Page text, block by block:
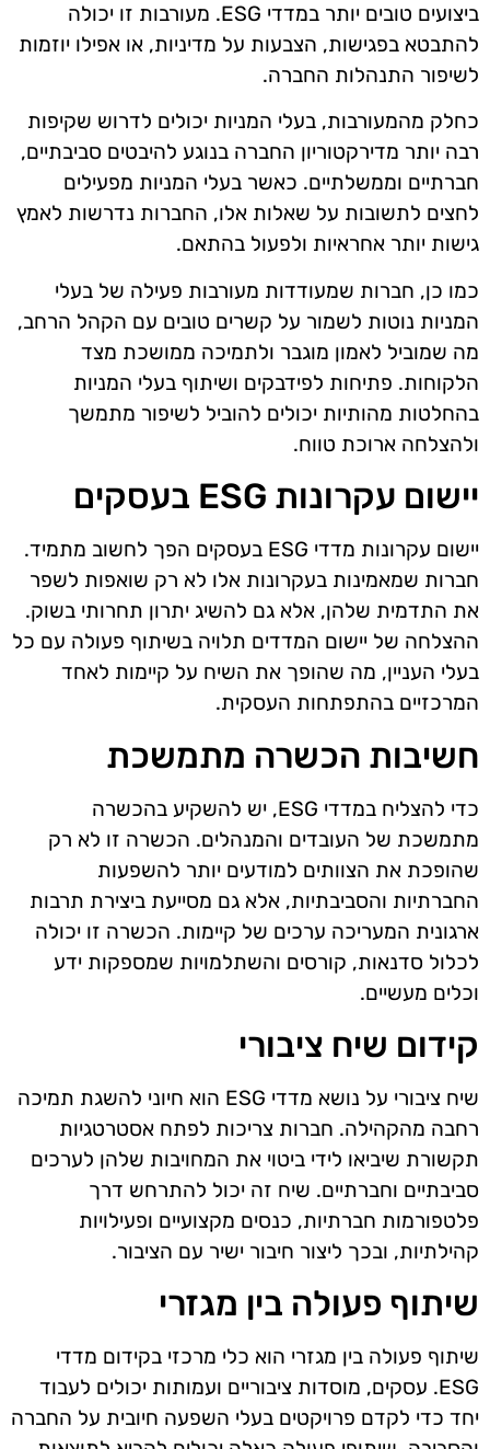
ביצועים טובים יותר במדדי ESG. מעורבות זו יכולה
להתבטא בפגישות, הצבעות על מדיניות, או אפילו יוזמות
לשיפור התנהלות החברה.
כחלק מהמעורבות, בעלי המניות יכולים לדרוש שקיפות
רבה יותר מדירקטוריון החברה בנוגע להיבטים סביבתיים,
חברתיים וממשלתיים. כאשר בעלי המניות מפעילים
לחצים לתשובות על שאלות אלו, החברות נדרשות לאמץ
גישות יותר אחראיות ולפעול בהתאם.
כמו כן, חברות שמעודדות מעורבות פעילה של בעלי
המניות נוטות לשמור על קשרים טובים עם הקהל הרחב,
מה שמוביל לאמון מוגבר ולתמיכה ממושכת מצד
הלקוחות. פתיחות לפידבקים ושיתוף בעלי המניות
בהחלטות מהותיות יכולים להוביל לשיפור מתמשך
ולהצלחה ארוכת טווח.
יישום עקרונות ESG בעסקים
יישום עקרונות מדדי ESG בעסקים הפך לחשוב מתמיד.
חברות שמאמינות בעקרונות אלו לא רק שואפות לשפר
את התדמית שלהן, אלא גם להשיג יתרון תחרותי בשוק.
ההצלחה של יישום המדדים תלויה בשיתוף פעולה עם כל
בעלי העניין, מה שהופך את השיח על קיימות לאחד
המרכזיים בהתפתחות העסקית.
חשיבות הכשרה מתמשכת
כדי להצליח במדדי ESG, יש להשקיע בהכשרה
מתמשכת של העובדים והמנהלים. הכשרה זו לא רק
שהופכת את הצוותים למודעים יותר להשפעות
החברתיות והסביבתיות, אלא גם מסייעת ביצירת תרבות
ארגונית המעריכה ערכים של קיימות. הכשרה זו יכולה
לכלול סדנאות, קורסים והשתלמויות שמספקות ידע
וכלים מעשיים.
קידום שיח ציבורי
שיח ציבורי על נושא מדדי ESG הוא חיוני להשגת תמיכה
רחבה מהקהילה. חברות צריכות לפתח אסטרטגיות
תקשורת שיביאו לידי ביטוי את המחויבות שלהן לערכים
סביבתיים וחברתיים. שיח זה יכול להתרחש דרך
פלטפורמות חברתיות, כנסים מקצועיים ופעילויות
קהילתיות, ובכך ליצור חיבור ישיר עם הציבור.
שיתוף פעולה בין מגזרי
שיתוף פעולה בין מגזרי הוא כלי מרכזי בקידום מדדי
ESG. עסקים, מוסדות ציבוריים ועמותות יכולים לעבוד
יחד כדי לקדם פרויקטים בעלי השפעה חיובית על החברה